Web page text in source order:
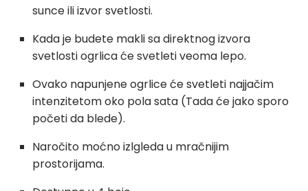
sunce ili izvor svetlosti.
Kada je budete makli sa direktnog izvora
svetlosti ogrlica će svetleti veoma lepo.
Ovako napunjene ogrlice će svetleti najjačim
intenzitetom oko pola sata (Tada će jako sporo
početi da blede).
Naročito moćno izlgleda u mračnijim
prostorijama.